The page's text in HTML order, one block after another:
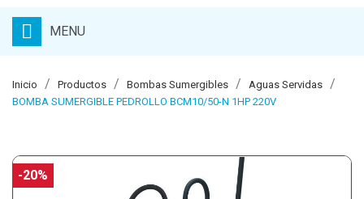
MENU
Inicio Productos Bombas Sumergibles
Aguas Servidas
BOMBA SUMERGIBLE PEDROLLO BCM10/50-N 1HP 220V
-20%